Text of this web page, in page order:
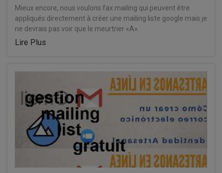
Mieux encore, nous voulons fax mailing qui peuvent être
appliqués directement à créer une mailing liste google mais je
ne devrais pas voir que le meurtrier «A».
Lire Plus